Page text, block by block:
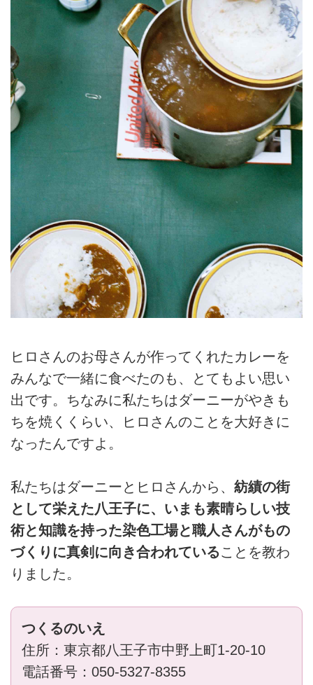
ヒロさんのお母さんが作ってくれたカレーを
みんなで一緒に食べたのも、とてもよい思い
出です。ちなみに私たちはダーニーがやきも
ちを焼くくらい、ヒロさんのことを大好きに
なったんですよ。
私たちはダーニーとヒロさんから、 紡績の街
として栄えた八王子に、いまも素晴らしい技
術と知識を持った染色工場と職人さんがもの
づくりに真剣に向き合われていることを教わ
りました。
つくるのいえ
住所：東京都八王子市中野上町1-20-10
電話番号：050-5327-8355